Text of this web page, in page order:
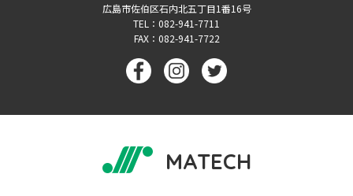
広島市佐伯区石内北五丁目1番16号
TEL：082-941-7711
FAX：082-941-7722
MATECH